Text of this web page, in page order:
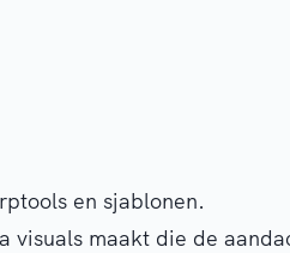
en sjablonen.
visuals maakt die de